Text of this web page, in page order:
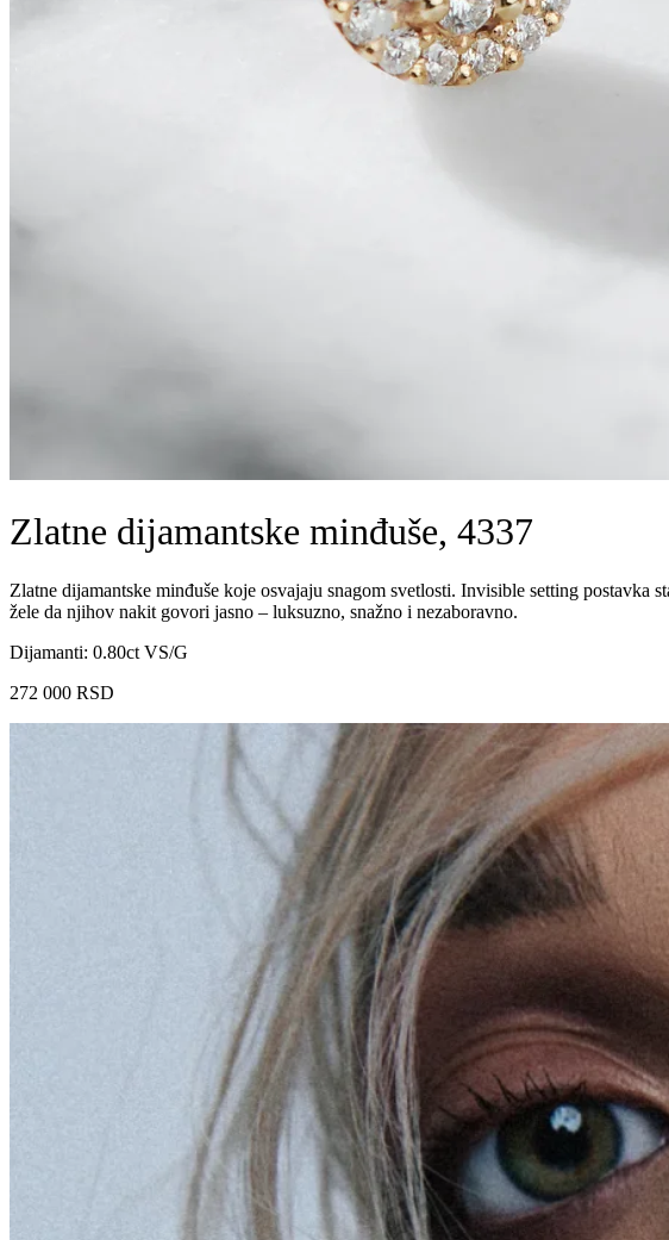
Zlatne dijamantske minđuše, 4337
Zlatne dijamantske minđuše koje osvajaju snagom svetlosti. Invisible setting
žele da njihov nakit govori jasno – luksuzno, snažno i nezaboravno.
Dijamanti: 0.80ct VS/G
272 000 RSD